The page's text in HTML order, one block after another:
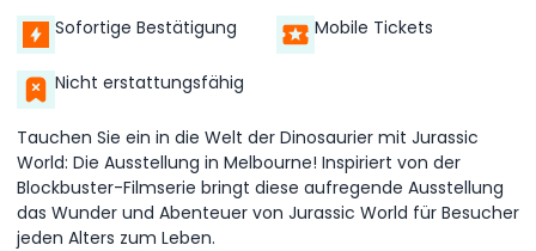
Sofortige Bestätigung Mobile Tickets
Nicht erstattungsfähig
Tauchen Sie ein in die Welt der Dinosaurier mit Jurassic
World: Die Ausstellung in Melbourne! Inspiriert von der
Blockbuster-Filmserie bringt diese aufregende Ausstellung
das Wunder und Abenteuer von Jurassic World für Besucher
jeden Alters zum Leben.